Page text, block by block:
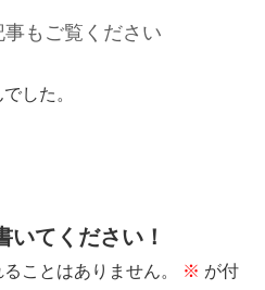
もご覧ください
した。
いてください！
ことはありません。 ※ が付